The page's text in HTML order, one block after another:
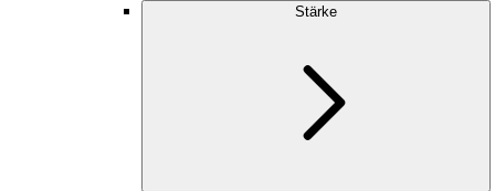
Stärke